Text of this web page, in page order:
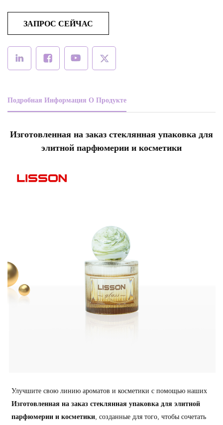
ЗАПРОС СЕЙЧАС
Подробная Информация О Продукте
Изготовленная на заказ стеклянная упаковка для
элитной парфюмерии и косметики
Улучшите свою линию ароматов и косметики с помощью наших
Изготовленная на заказ стеклянная упаковка для элитной
парфюмерии и косметики , созданные для того, чтобы сочетать